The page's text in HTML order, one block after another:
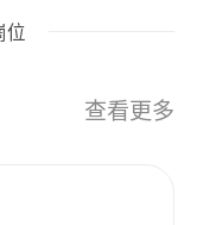
導者形象。
機構，主導聯合
位
查看更多